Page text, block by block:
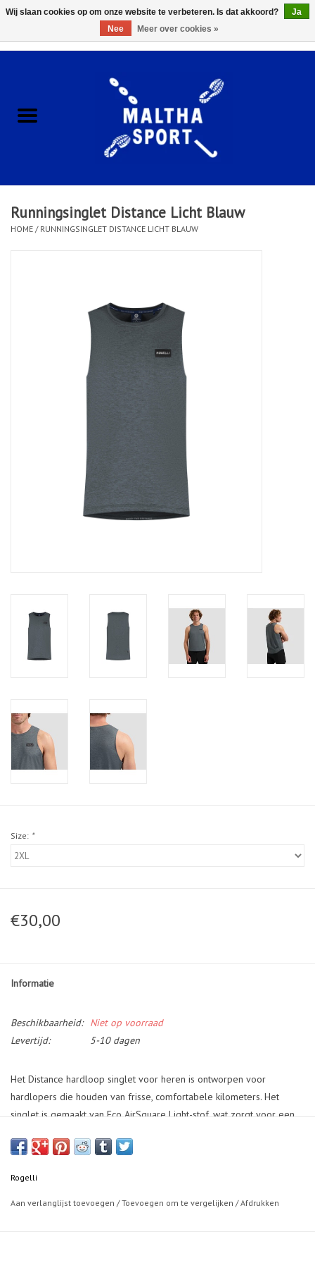
ACCESSOIRES/HARDWARE
KLEDING
CLUBSHOPS
Afspraak Loop Analyse
Runningsinglet Distance Licht Blauw
HOME / RUNNINGSINGLET DISTANCE LICHT BLAUW
Size: *
€30,00
Informatie
Beschikbaarheid:
Niet op voorraad
Levertijd:
5-10 dagen
Het Distance hardloop singlet voor heren is ontworpen voor
hardlopers die houden van frisse, comfortabele kilometers. Het
singlet is gemaakt van Eco AirSquare Light-stof, wat zorgt voor een
rennen. De unieke wafelstructuur van de stof verbetert de ventilatie,
minimum beperkt en voelt het singlet aan als een tweede huid
Rogelli
Aan verlanglijst toevoegen /Toevoegen om te vergelijken /Afdrukken
Wij slaan cookies op om onze website te verbeteren. Is dat akkoord?
Ja
Nee
Meer over cookies »